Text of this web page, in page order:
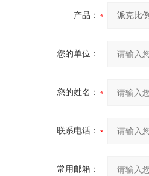
产品：
您的单位：
您的姓名：
联系电话：
常用邮箱：